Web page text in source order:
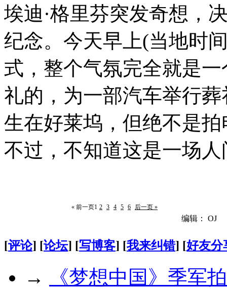
埃迪·格里芬突发奇想，
纪念。今天早上(当地时
式，整个气氛完全就是
礼的，为一部汽车举行
生在好莱坞，但绝不是
不过，不知道这是一场
« 前一页1 2 3 4 5 6 后一页 »
编辑： OJ
[评论] [论坛] [写博客] [我来纠错] [好友分
→
《梦想中国》季军